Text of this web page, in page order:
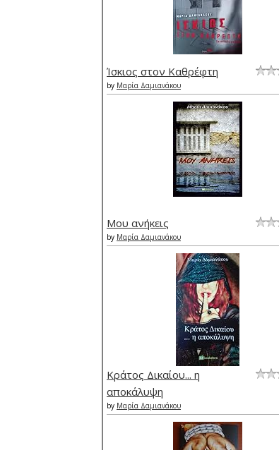
Ίσκιος στον Καθρέφτη
by Μαρία Δαμιανάκου
Μου ανήκεις
by Μαρία Δαμιανάκου
Κράτος Δικαίου... η
αποκάλυψη
by Μαρία Δαμιανάκου